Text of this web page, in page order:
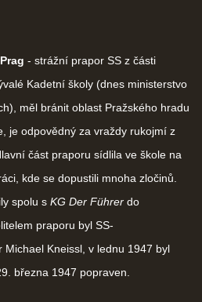
- strážní prapor SS z části
Kadetní školy (dnes ministerstvo
měl bránit oblast Pražského hradu
je odpovědný za vraždy rukojmí z
část praporu sídlila ve škole na
kde se dopustili mnoha zločinů.
spolu s KG Der Führer do
praporu byl SS-
Kneissl, v lednu 1947 byl
března 1947 popraven.